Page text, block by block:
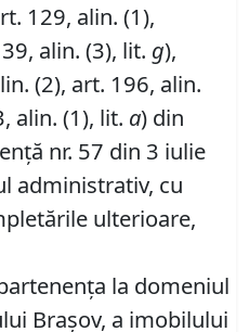
129, alin. (1),
alin. (3), lit. g),
(2), art. 196, alin.
alin. (1), lit. a) din
nr. 57 din 3 iulie
administrativ, cu
ulterioare,
la domeniul
Braşov, a imobilului